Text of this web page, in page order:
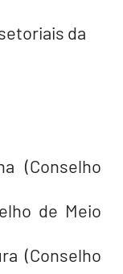
da
(Conselho
de Meio
(Conselho